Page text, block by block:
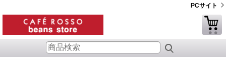
PCサイト